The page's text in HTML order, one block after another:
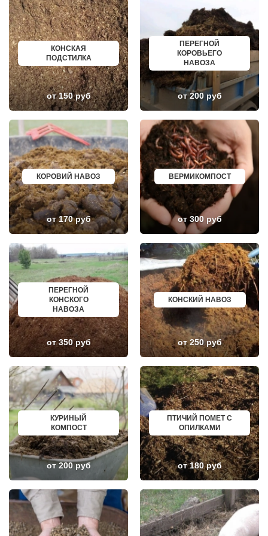
КИЕВСКИЙ
КЛИМОВСК
КЛИН
КЛЯЗЬМА
КНУТОВО
КОЖИНО
КОКОШКИНО
КОЛЮБАКИНО
КОММУНАРКА
КОНСТАНТИНОВО
КОРЕНЕВО
КОРОЛЕВ
КОСИНО
КОТЕЛЬНИКИ
КРАСКОВО
КРАСНАЯ ПАХРА
КРАСНОАРМЕЙСК
КРАСНОГОРСК
КРАСНОЗАВОДСК
КРАСНОЗНАМЕНСК
КРАТОВО
КРЮКОВО
КУБИНКА
КУПАВНА
ЛЕСНОЙ
ЛЕТОВО
ЛИКИНО-ДУЛЕВО
ЛОБАНОВО
ЛОБНЯ
ЛОПАТИНСКИЙ
ЛОСИНО-ПЕТРОВСКИЙ
ЛОТОШИНО
ЛУКИНО
ЛУНЕВО
ЛУХОВИЦЫ
ЛЫТКАРИНО
ЛЮБЕРЦЫ
ЛЮБУЧАНЫ
МАЛАХОВКА
МАЛИНО
МАМЫРИ
МЕНДЕЛЕЕВО
МЕШКОВО
МЕЩЕРИНО
МИХНЕВО
МИШЕРОНСКИЙ
МОЖАЙСК
МОЛОКОВО
МОНИНО
МОСКОВСКИЙ
МУХАНОВО
МЫТИЩИ
НОВОКУЙБЫШЕВСК
МИНЕРАЛЬНЫЕ ВОДЫ
ЕЛЕЦ
КИСЛОВОДСК
КРОПОТКИН
УСОЛЬЕ
НИЖНЕВАРТОВСК
КОРЕНОВСК
ПИОНЕРСКИЙ
КИРИШИ
САРОВ
ЧАПАЕВСК
АЛЕКСИН
БЕЛОРЕЧЕНСК
БОЛЬШОЙ КАМЕНЬ
КИРЖАЧ
ПРИОЗЕРСК
САЛЬСК
ТОБОЛЬСК
ВОТКИНСК
КИЗЛЯР
БЕРДСК
ВОЛХОВ
САЛАВАТ
СОСНОВЫЙ БОР
РЕВДА
ГАГАРИН
ПОЧИНОК
ГУСЕВ
КАНАШ
КУРГАНИНСК
ЩЕКИНО
ДИМИТРОВГРАД
СИМ
МАРИИНСК
МИНУСИНСК
ВЕРХНЯЯ ПЫШМА
РОССОШЬ
УСТЬ ЛАБИНСК
КОМСОМОЛЬСК
РЖЕВ
АЛЕКСЕЕВКА
ВЯЗЬМА
ИШИМ
ПОКРОВ
ЗЕЛЕНОДОЛЬСК
БОБРОВ
ЛИСКИ
КУЗНЕЦК
БАЛАШОВ
ВЫШНИЙ ВОЛОЧЕК
КОНСКАЯ
ПОДСТИЛКА
от 150 руб
ПЕРЕГНОЙ
КОРОВЬЕГО
НАВОЗА
от 200 руб
КОРОВИЙ НАВОЗ
от 170 руб
ВЕРМИКОМПОСТ
от 300 руб
ПЕРЕГНОЙ
КОНСКОГО
НАВОЗА
от 350 руб
КОНСКИЙ НАВОЗ
от 250 руб
КУРИНЫЙ
КОМПОСТ
от 200 руб
ПТИЧИЙ ПОМЕТ С
ОПИЛКАМИ
от 180 руб